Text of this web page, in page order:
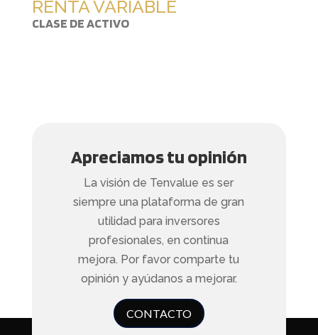
RENTA VARIABLE
CLASE DE ACTIVO
Apreciamos tu opinión
La visión de Tenvalue es ser
siempre una plataforma de gran
utilidad para inversores
profesionales, en continua
mejora. Por favor comparte tu
opinión y ayúdanos a mejorar.
CONTACTO